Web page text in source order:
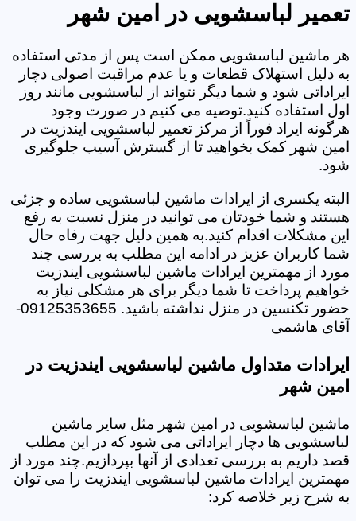
تعمیر لباسشویی در امین شهر
هر ماشین لباسشویی ممکن است پس از مدتی استفاده
به دلیل استهلاک قطعات و یا عدم مراقبت اصولی دچار
ایراداتی شود و شما دیگر نتواند از لباسشویی مانند روز
اول استفاده کنید.توصیه می کنیم در صورت وجود
هرگونه ایراد فوراً از مرکز تعمیر لباسشویی ایندزیت در
امین شهر کمک بخواهید تا از گسترش آسیب جلوگیری
شود.
البته یکسری از ایرادات ماشین لباسشویی ساده و جزئی
هستند و شما خودتان می توانید در منزل نسبت به رفع
این مشکلات اقدام کنید.به همین دلیل جهت رفاه حال
شما کاربران عزیز در ادامه این مطلب به بررسی چند
مورد از مهمترین ایرادات ماشین لباسشویی ایندزیت
خواهیم پرداخت تا شما دیگر برای هر مشکلی نیاز به
حضور تکنسین در منزل نداشته باشید. 09125353655-
آقای هاشمی
ایرادات متداول ماشین لباسشویی ایندزیت در
امین شهر
ماشین لباسشویی در امین شهر مثل سایر ماشین
لباسشویی ها دچار ایراداتی می شود که در این مطلب
قصد داریم به بررسی تعدادی از آنها بپردازیم.چند مورد از
مهمترین ایرادات ماشین لباسشویی ایندزیت را می توان
به شرح زیر خلاصه کرد: